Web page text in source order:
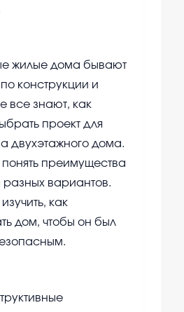
жилые дома бывают
конструкции и
все знают, как
проект для
двухэтажного дома.
преимущества
разных вариантов.
как
дом, чтобы он был